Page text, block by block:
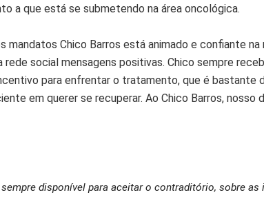
a que está se submetendo na área oncológica.
mandatos Chico Barros está animado e confiante na
rede social mensagens positivas. Chico sempre
para enfrentar o tratamento, que é bastante
em querer se recuperar. Ao Chico Barros, nosso
disponível para aceitar o contraditório, sobre